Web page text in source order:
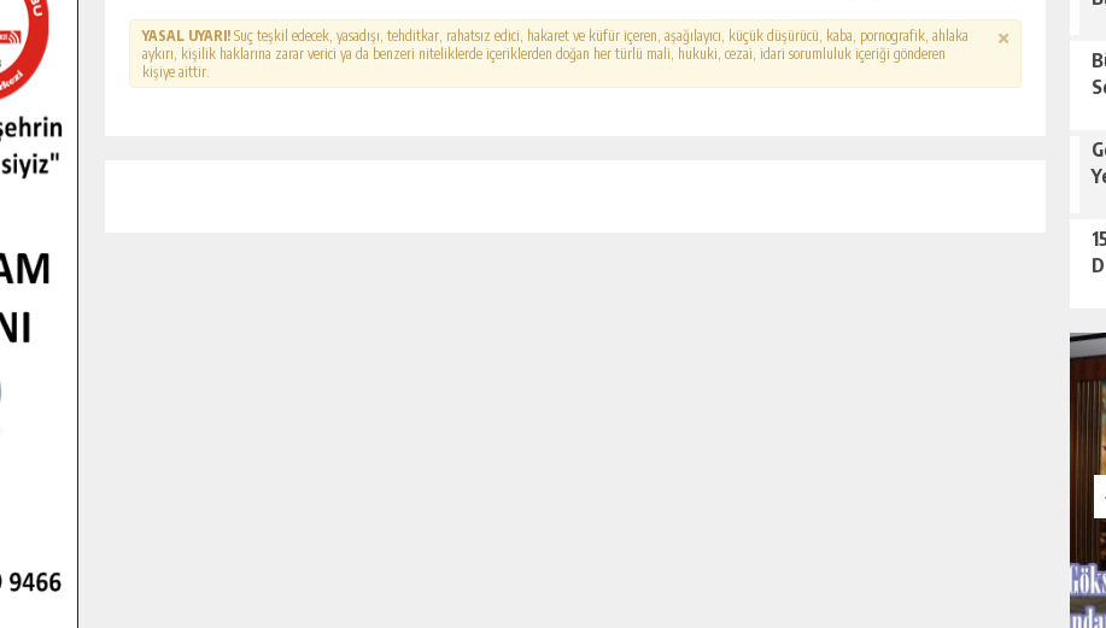
YASAL UYARI! Suç teşkil edecek, yasadışı, tehditkar, rahatsız edici, hakaret ve küfür içeren, aşağılayıcı, küçük düşürücü, kaba, pornografik, ahlaka
aykırı, kişilik haklarına zarar verici ya da benzeri niteliklerde içeriklerden doğan her türlü mali, hukuki, cezai, idari sorumluluk içeriği gönderen
kişiye aittir.